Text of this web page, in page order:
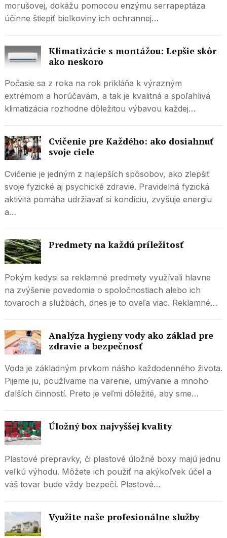
morušovej, dokážu pomocou enzýmu serrapeptáza
účinne štiepiť bielkoviny ich ochrannej…
Klimatizácie s montážou: Lepšie skôr
ako neskoro
Počasie sa z roka na rok prikláňa k výrazným
extrémom a horúčavám, a tak je kvalitná a spoľahlivá
klimatizácia rozhodne dôležitou výbavou každej…
Cvičenie pre Každého: ako dosiahnuť
svoje ciele
Cvičenie je jedným z najlepších spôsobov, ako zlepšiť
svoje fyzické aj psychické zdravie. Pravidelná fyzická
aktivita pomáha udržiavať si kondíciu, zvyšuje energiu
a…
Predmety na každú príležitosť
Pokým kedysi sa reklamné predmety využívali hlavne
na zvýšenie povedomia o spoločnostiach alebo ich
tovaroch a službách, dnes je to oveľa viac. Reklamné…
Analýza hygieny vody ako základ pre
zdravie a bezpečnosť
Voda je základným prvkom nášho každodenného života.
Pijeme ju, používame na varenie, umývanie a mnoho
ďalších činností. Preto je veľmi dôležité, aby sme…
Úložný box najvyššej kvality
Plastové prepravky, či plastové úložné boxy majú jednu
veľkú výhodu. Môžete ich použiť na akýkoľvek účel a
váš tovar bude vždy bezpečí. Plastové…
Využite naše profesionálne služby